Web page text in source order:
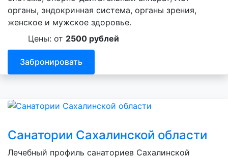
органы, эндокринная система, органы зрения,
женское и мужское здоровье.
Цены: от 2500 рублей
Забронировать
Санатории Сахалинской области
Лечебный профиль санаториев Сахалинской